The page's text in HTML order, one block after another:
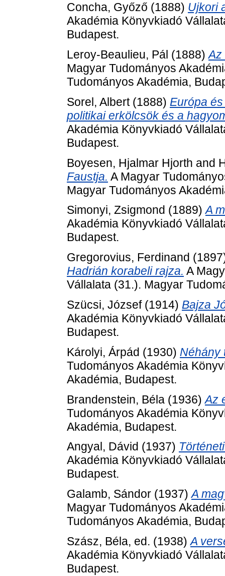
Concha, Győző (1888) Ujkori
Akadémia Könyvkiadó
Budapest.
Leroy-Beaulieu, Pál (1888)Az
Magyar Tudományos
Tudományos Akadémia,
Sorel, Albert(1888) Európa
politikai erkölcsök és a
Akadémia Könyvkiadó
Budapest.
Boyesen, Hjalmar Hjorth and
Faustja. A Magyar
Magyar Tudományos
Simonyi, Zsigmond (1889)A
Akadémia Könyvkiadó
Budapest.
Gregorovius, Ferdinand
Hadrián korabeli rajza. A
Vállalata (31.). Magyar
Szücsi, József(1914) Bajza
Akadémia Könyvkiadó
Budapest.
Károlyi, Árpád (1930) Néhány
Tudományos Akadémia
Akadémia, Budapest.
Brandenstein, Béla (1936)Az
Tudományos Akadémia
Akadémia, Budapest.
Angyal, Dávid (1937)
Akadémia Könyvkiadó
Budapest.
Galamb, Sándor (1937)A
Magyar Tudományos
Tudományos Akadémia,
Szász, Béla, ed. (1938)A
Akadémia Könyvkiadó
Budapest.